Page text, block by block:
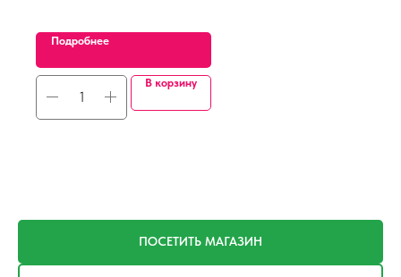
Подробнее
В корзину
ПОСЕТИТЬ МАГАЗИН